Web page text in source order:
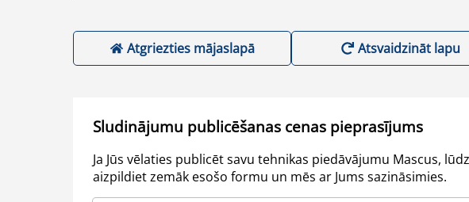
Atgriezties mājaslapā Atsvaidzināt lapu
Sludinājumu publicēšanas cenas pieprasījums
Ja Jūs vēlaties publicēt savu tehnikas piedāvājumu Mascus,
aizpildiet zemāk esošo formu un mēs ar Jums sazināsimies.